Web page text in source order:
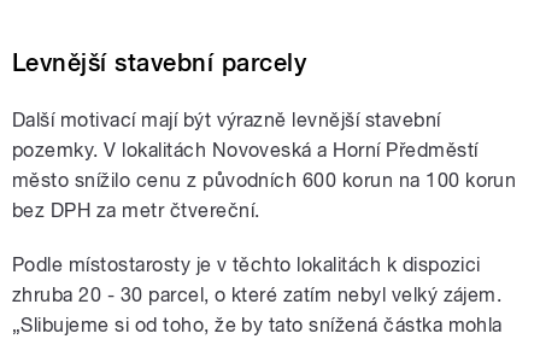
Levnější stavební parcely
Další motivací mají být výrazně levnější stavební
pozemky. V lokalitách Novoveská a Horní Předměstí
město snížilo cenu z původních 600 korun na 100 korun
bez DPH za metr čtvereční.
Podle místostarosty je v těchto lokalitách k dispozici
zhruba 20 - 30 parcel, o které zatím nebyl velký zájem.
„Slibujeme si od toho, že by tato snížená částka mohla